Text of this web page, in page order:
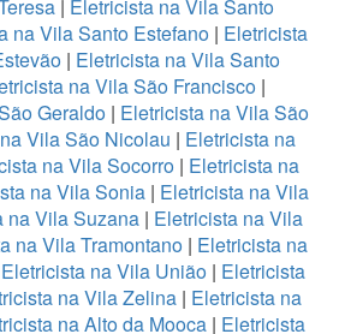
| Eletricista na Vila Santo
na Vila Santo Estefano | Eletricista
| Eletricista na Vila Santo
na Vila São Francisco |
Geraldo| Eletricista na Vila São
Vila São Nicolau | Eletricista na
na Vila Socorro | Eletricista na
na Vila Sonia| Eletricista na Vila
na Vila Suzana| Eletricista na Vila
na Vila Tramontano| Eletricista na
Eletricista na Vila União| Eletricista
na Vila Zelina | Eletricista na
na Alto da Mooca | Eletricista